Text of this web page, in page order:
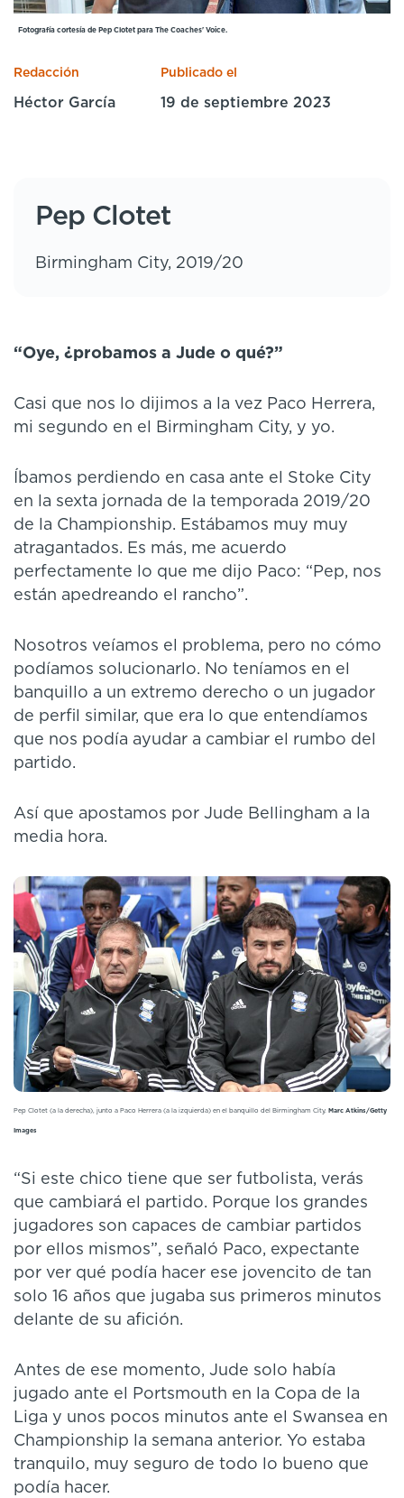
English Español
Fotografía cortesía de Pep Clotet para The Coaches' Voice.
Redacción
Héctor García
Publicado el
19 de septiembre 2023
Pep Clotet
Birmingham City, 2019/20
“Oye, ¿probamos a Jude o qué?”
Casi que nos lo dijimos a la vez Paco Herrera,
mi segundo en el Birmingham City, y yo.
Íbamos perdiendo en casa ante el Stoke City
en la sexta jornada de la temporada 2019/20
de la Championship. Estábamos muy muy
atragantados. Es más, me acuerdo
perfectamente lo que me dijo Paco: “Pep, nos
están apedreando el rancho”.
Nosotros veíamos el problema, pero no cómo
podíamos solucionarlo. No teníamos en el
banquillo a un extremo derecho o un jugador
de perfil similar, que era lo que entendíamos
que nos podía ayudar a cambiar el rumbo del
partido.
Así que apostamos por Jude Bellingham a la
media hora.
Pep Clotet (a la derecha), junto a Paco Herrera (a la izquierda) en el banquillo del Birmingham City. Marc Atkins/Getty
Images
“Si este chico tiene que ser futbolista, verás
que cambiará el partido. Porque los grandes
jugadores son capaces de cambiar partidos
por ellos mismos”, señaló Paco, expectante
por ver qué podía hacer ese jovencito de tan
solo 16 años que jugaba sus primeros minutos
delante de su afición.
Antes de ese momento, Jude solo había
jugado ante el Portsmouth en la Copa de la
Liga y unos pocos minutos ante el Swansea en
Championship la semana anterior. Yo estaba
tranquilo, muy seguro de todo lo bueno que
podía hacer.